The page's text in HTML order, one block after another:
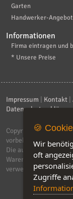
Garten
Handwerker-
Informationen
Firma eintragen und
* Unsere Preise
Impressum Kontakt
Datenschutzerklärung
Copyright © 2026
vorbehalten.
Die auf dieser Seite
Warenzeichen sind
verwendet Affiliat-
🍪
Wir
oft
Zugriffe